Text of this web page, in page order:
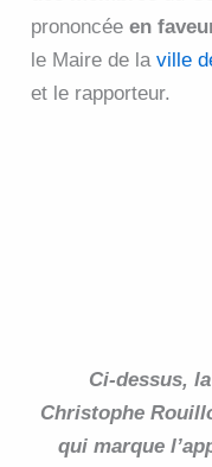
prononcée en
le Maire de laville
et le rapporteur.
Ci-dessus,
Christophe
qui marque